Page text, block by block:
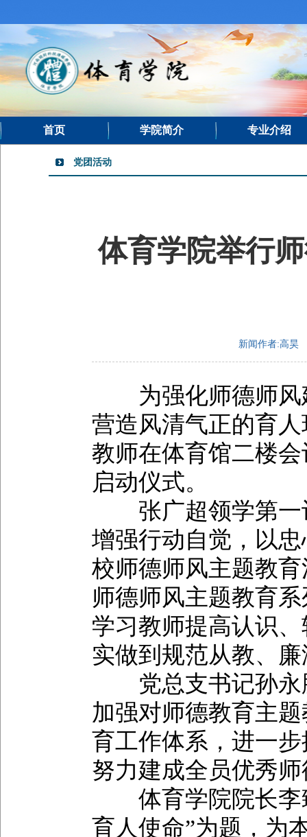
首页 学院简介 专业介绍
党团活动
体育学院举行
新闻作者:高昊
为强化师德师风
营造风清气正的育
教师在体育馆二楼
启动仪式。
张广超领学第一
增强行动自觉，以
校师德师风主题教
师德师风主题教育
学习教师提高认识
实做到规范从教、
党总支书记孙永
加强对师德教育主
育工作体系，进一
努力建成全员优秀
体育学院院长李
育人使命”为题，为